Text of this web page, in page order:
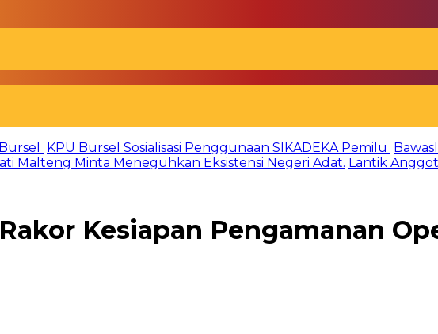
KPU Bursel Sosialisasi Penggunaan SIKADEKA Pemilu
Malteng Minta Meneguhkan Eksistensi Negeri Adat. Lantik
Kesiapan Pengamanan